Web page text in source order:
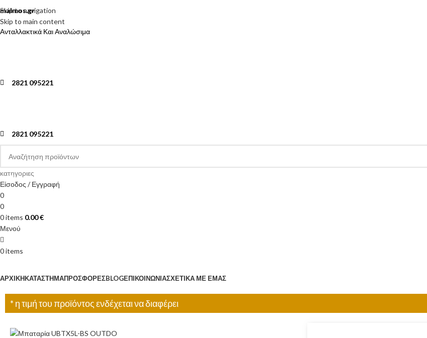
Skip to navigation
Skip to main content
malmos.gr
Ανταλλακτικά Και Αναλώσιμα
2821 095221
2821 095221
κατηγοριες
Είσοδος / Εγγραφή
0
0
0items 0.00€
Μενού
0items
ΑΡΧΙΚΉΚΑΤΆΣΤΗΜΑΠΡΟΣΦΟΡΈΣBLOGΕΠΙΚΟΙΝΩΝΊΑΣΧΕΤΙΚΆ ΜΕ ΕΜΆΣ
* η τιμή του προϊόντος ενδέχεται να διαφέρει